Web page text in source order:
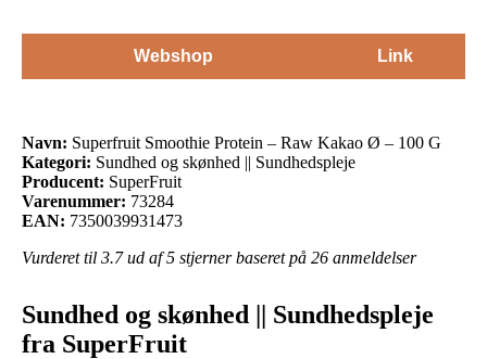
Webshop Link
Navn: Superfruit Smoothie Protein – Raw Kakao Ø – 100 G
Kategori: Sundhed og skønhed || Sundhedspleje
Producent: SuperFruit
Varenummer: 73284
EAN: 7350039931473
Vurderet til 3.7ud af 5 stjerner baseret på 26 anmeldelser
Sundhed og skønhed || Sundhedspleje
fra SuperFruit